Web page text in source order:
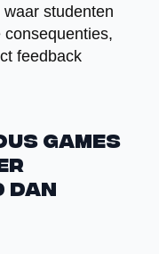
waar studenten
consequenties,
feedback
games
dan